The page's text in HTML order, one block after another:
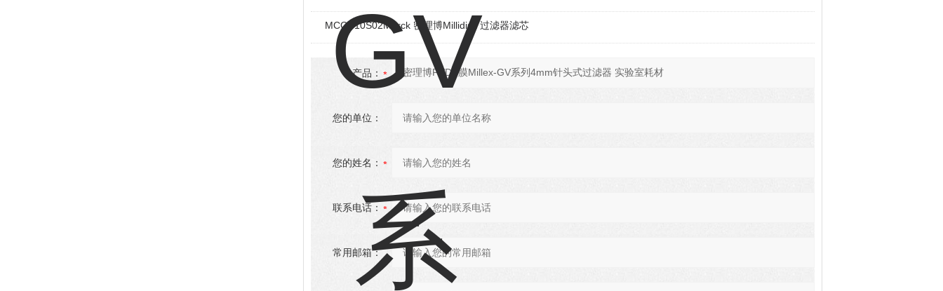
MCGB10S02Merck 密理博Millidisk 过滤器滤芯
产品：
您的单位：
您的姓名：
联系电话：
常用邮箱：